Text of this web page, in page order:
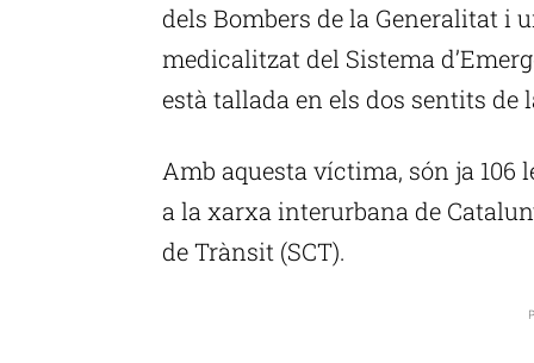
dels Bombers de la Generalitat i
medicalitzat del Sistema
està tallada en els dos sentits de
Amb aquesta víctima, són ja 106
a la xarxa interurbana de
de Trànsit (SCT).